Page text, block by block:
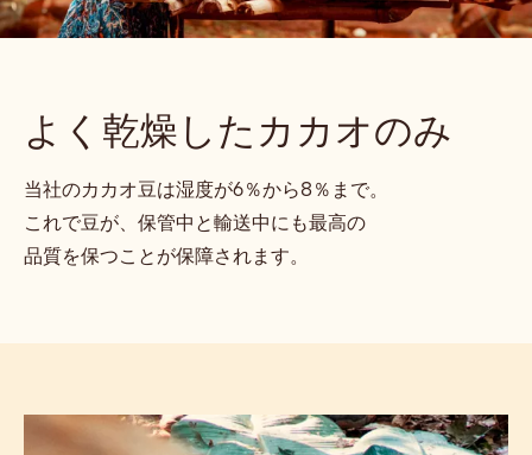
よく乾燥したカカオのみ
当社のカカオ豆は湿度が6％から8％まで。
これで豆が、保管中と輸送中にも最高の
品質を保つことが保障されます。